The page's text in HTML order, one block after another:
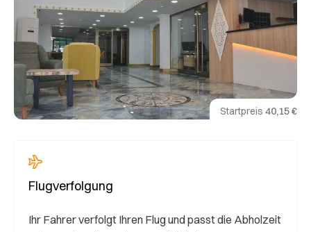
Startpreis 40,15 €
Flugverfolgung
Ihr Fahrer verfolgt Ihren Flug und passt die Abholzeit